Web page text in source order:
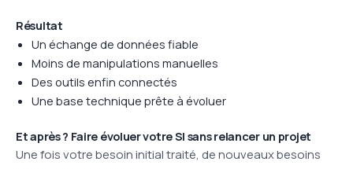
Résultat
Un échange de données fiable
Moins de manipulations manuelles
Des outils enfin connectés
Une base technique prête à évoluer
Et après ? Faire évoluer votre SI sans relancer un projet
Une fois votre besoin initial traité, de nouveaux besoins